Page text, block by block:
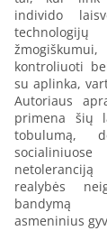
individo
kontroliuoti
su aplinka,
Autoriaus
primena šių
tobulumą,
realybės
bandymą
asmeninius